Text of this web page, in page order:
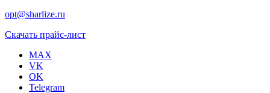
opt@sharlize.ru
Скачать прайс-лист
MAX
VK
OK
Telegram